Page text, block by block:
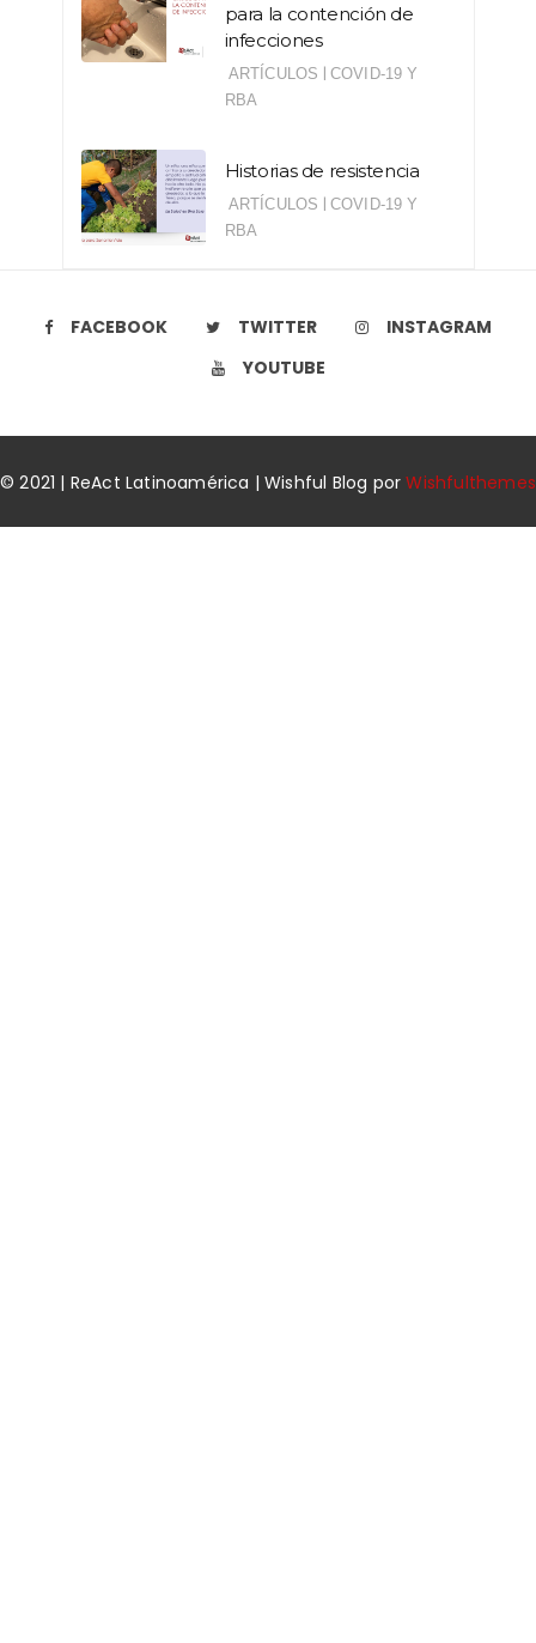
para la contención de
infecciones
ARTÍCULOS | COVID-19 Y
RBA
Historias de resistencia
ARTÍCULOS | COVID-19 Y
RBA
FACEBOOK TWITTER
INSTAGRAM
YOUTUBE
© 2021 | ReAct Latinoamérica | Wishful Blog porWishfulthemes